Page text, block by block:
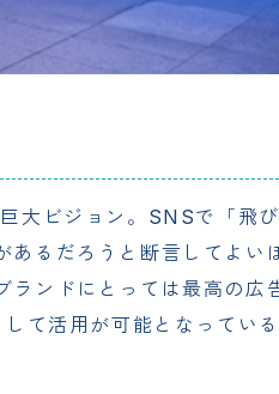
大ビジョン。SNSで「飛
るだろうと断言してよい
ンドにとっては最高の広
て活用が可能となっている